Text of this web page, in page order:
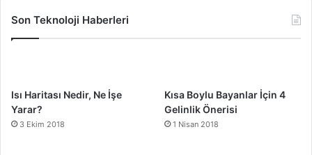
daha güçlü ve inovatif hale getirecektir.
Son Teknoloji Haberleri
Isı Haritası Nedir, Ne İşe
Yarar?
3 Ekim 2018
Kısa Boylu Bayanlar İçin 4
Gelinlik Önerisi
1 Nisan 2018